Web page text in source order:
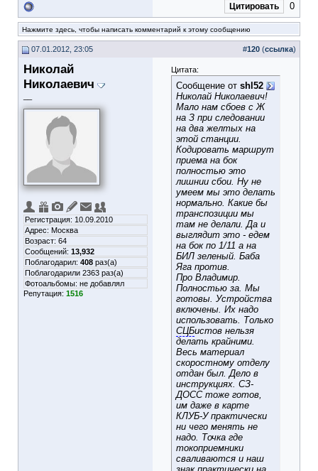
Цитировать 0
Нажмите здесь, чтобы написать комментарий к этому сообщению
07.01.2012, 23:05 #120 (ссылка)
Николай
Николаевич
Регистрация: 10.09.2010
Адрес: Москва
Возраст: 64
Сообщений: 13,932
Поблагодарил: 408 раз(а)
Поблагодарили 2363 раз(а)
Фотоальбомы: не добавлял
Репутация: 1516
Цитата:
Сообщение от shl52
Николай Николаевич!
Мало нам сбоев с Ж
на З при следовании
на два желтых на
этой станции.
Кодировать маршрут
приема на бок
полностью это
лишнии сбои. Ну не
умеем мы это делать
нормально. Какие бы
транспозиции мы
там не делали. Да и
выглядит это - едем
на бок по 1/11 а на
БИЛ зеленый. Баба
Яга против.
Про Владимир.
Полностью за. Мы
готовы. Устройства
включены. Их надо
использовать. Только
СЦБистов нельзя
делать крайними.
Весь материал
скоростному отделу
отдан был. Дело в
инструкциях. СЗ-
ДОСС тоже готов,
им даже в карте
КЛУБ-У практически
ни чего менять не
надо. Точка где
токоприемники
сваливаются и наш